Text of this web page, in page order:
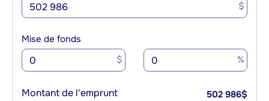
$
Mise de fonds
$ %
Montant de l'emprunt 502 986$